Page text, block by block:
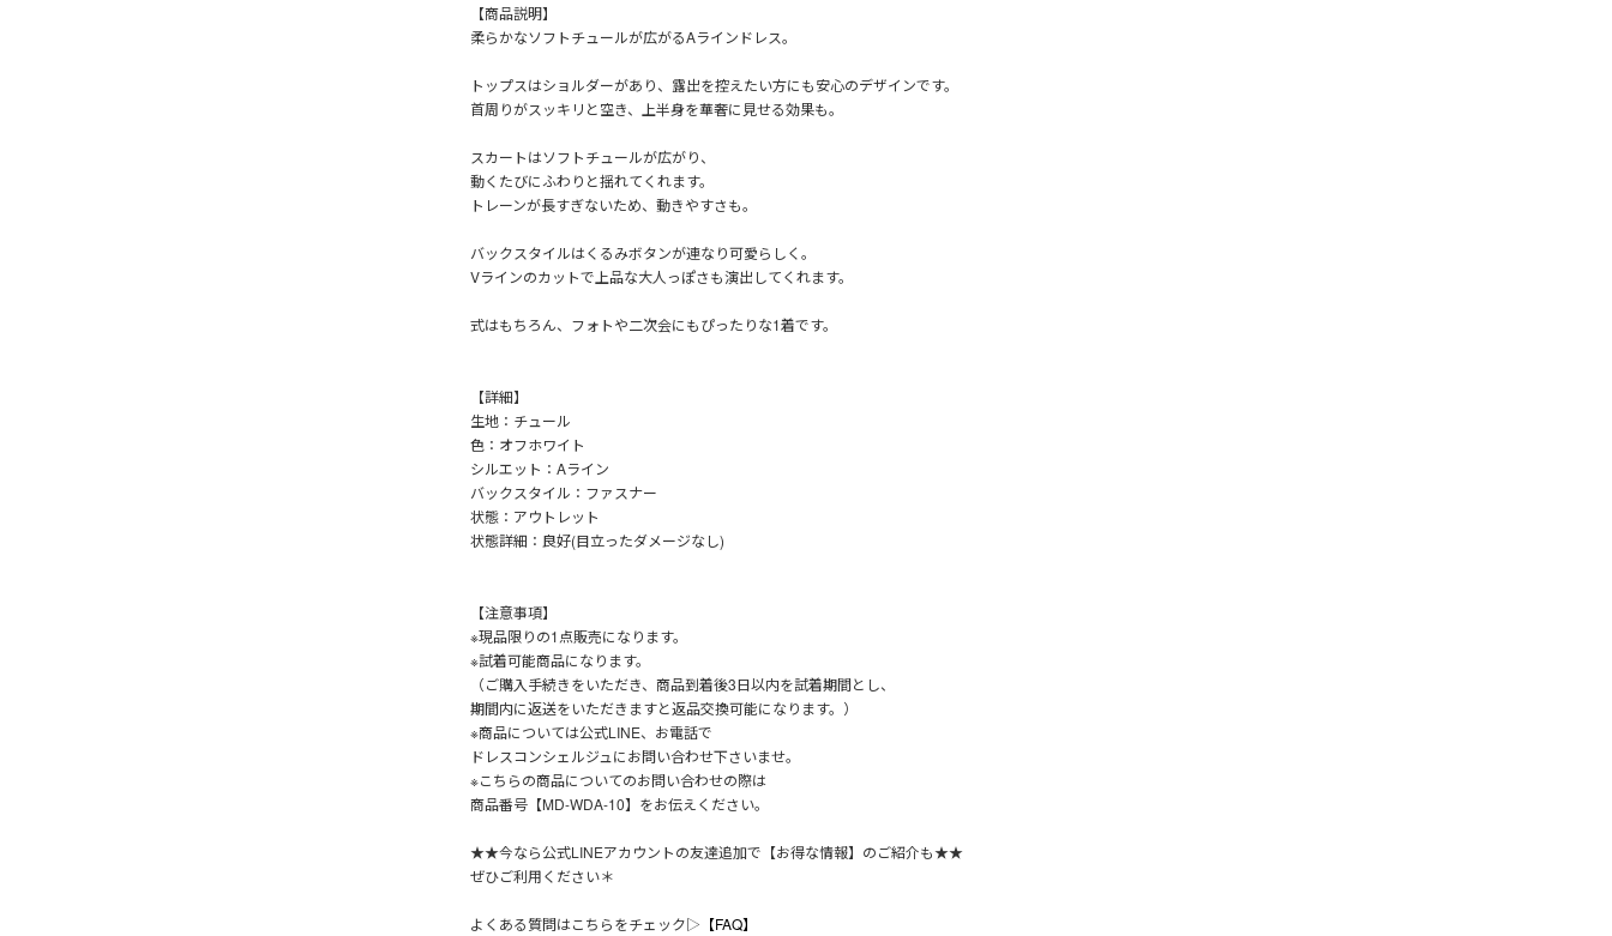
【商品説明】
柔らかなソフトチュールが広がるAラインドレス。
トップスはショルダーがあり、露出を控えたい方にも安心のデザインです。
首周りがスッキリと空き、上半身を華奢に見せる効果も。
スカートはソフトチュールが広がり、
動くたびにふわりと揺れてくれます。
トレーンが長すぎないため、動きやすさも。
バックスタイルはくるみボタンが連なり可愛らしく。
Vラインのカットで上品な大人っぽさも演出してくれます。
式はもちろん、フォトや二次会にもぴったりな1着です。
【詳細】
生地：チュール
色：オフホワイト
シルエット：Aライン
バックスタイル：ファスナー
状態：アウトレット
状態詳細：良好(目立ったダメージなし)
【注意事項】
※現品限りの1点販売になります。
※試着可能商品になります。
（ご購入手続きをいただき、商品到着後3日以内を試着期間とし、
期間内に返送をいただきますと返品交換可能になります。）
※商品については公式LINE、お電話で
ドレスコンシェルジュにお問い合わせ下さいませ。
※こちらの商品についてのお問い合わせの際は
商品番号【MD-WDA-10】をお伝えください。
★★今なら公式LINEアカウントの友達追加で【お得な情報】のご紹介も★★
ぜひご利用ください＊
よくある質問はこちらをチェック▷ 【FAQ】